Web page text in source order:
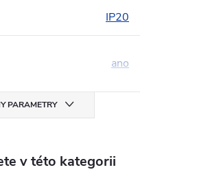
IP20
ano
PARAMETRY
v této kategorii